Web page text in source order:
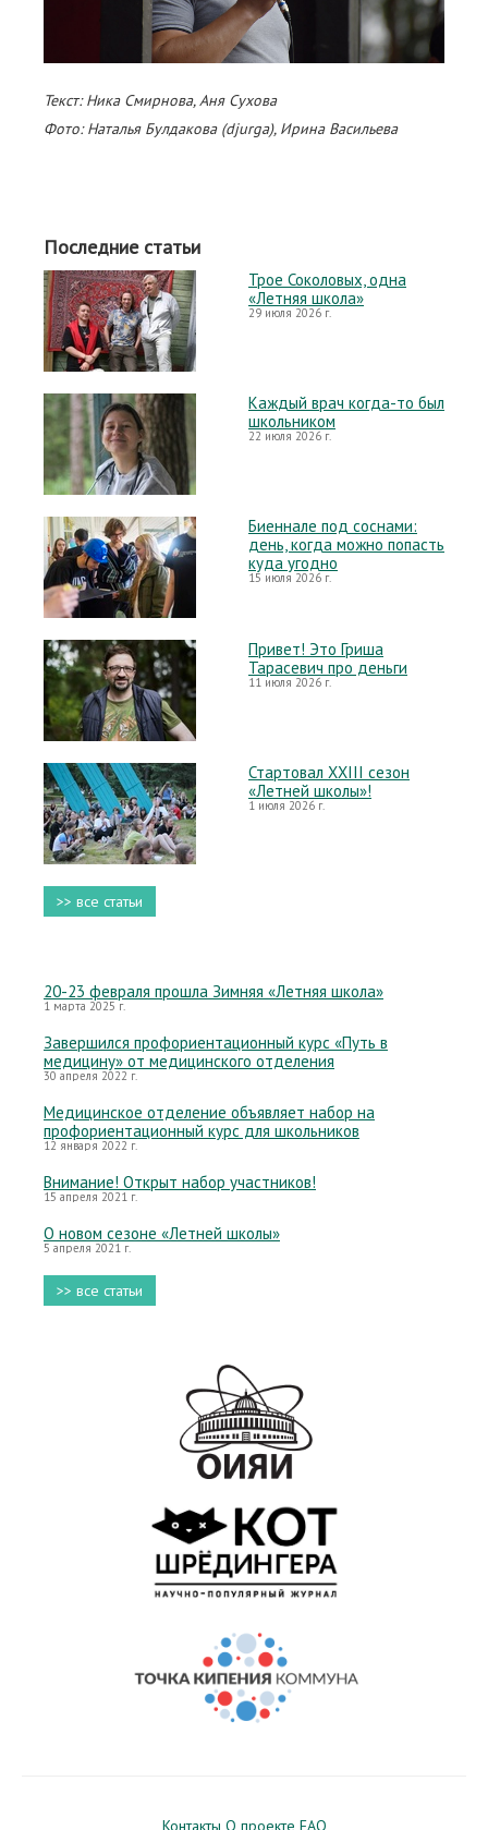
Текст: Ника Смирнова, Аня Сухова
Фото: Наталья Булдакова (djurga), Ирина Васильева
Последние статьи
Трое Соколовых, одна
«Летняя школа»
29 июля 2026 г.
Каждый врач когда-то был
школьником
22 июля 2026 г.
Биеннале под соснами:
день, когда можно попасть
куда угодно
15 июля 2026 г.
Привет! Это Гриша
Тарасевич про деньги
11 июля 2026 г.
Стартовал XXIII сезон
«Летней школы»!
1 июля 2026 г.
>> все статьи
20-23 февраля прошла Зимняя «Летняя школа»
1 марта 2025 г.
Завершился профориентационный курс «Путь в
медицину» от медицинского отделения
30 апреля 2022 г.
Медицинское отделение объявляет набор на
профориентационный курс для школьников
12 января 2022 г.
Внимание! Открыт набор участников!
15 апреля 2021 г.
О новом сезоне «Летней школы»
5 апреля 2021 г.
>> все статьи
Контакты О проекте FAQ